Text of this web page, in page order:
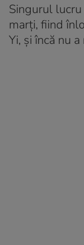
Singurul
marți, fiind
Yi, și încă nu